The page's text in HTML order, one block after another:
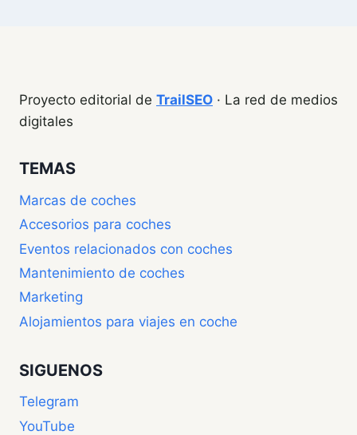
Proyecto editorial de TrailSEO · La red de medios
digitales
TEMAS
Marcas de coches
Accesorios para coches
Eventos relacionados con coches
Mantenimiento de coches
Marketing
Alojamientos para viajes en coche
SIGUENOS
Telegram
YouTube